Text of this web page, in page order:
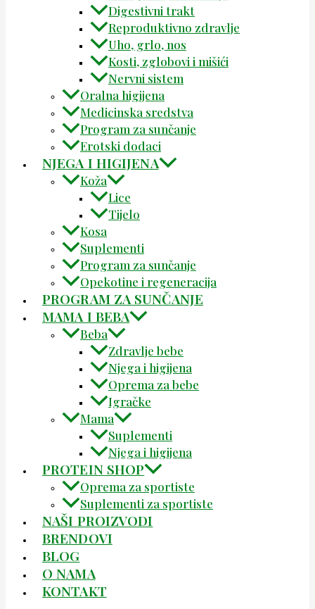
Digestivni trakt
Reproduktivno zdravlje
Uho, grlo, nos
Kosti, zglobovi i mišići
Nervni sistem
Oralna higijena
Medicinska sredstva
Program za sunčanje
Erotski dodaci
NJEGA I HIGIJENA
Koža
Lice
Tijelo
Kosa
Suplementi
Program za sunčanje
Opekotine i regeneracija
PROGRAM ZA SUNČANJE
MAMA I BEBA
Beba
Zdravlje bebe
Njega i higijena
Oprema za bebe
Igračke
Mama
Suplementi
Njega i higijena
PROTEIN SHOP
Oprema za sportiste
Suplementi za sportiste
NAŠI PROIZVODI
BRENDOVI
BLOG
O NAMA
KONTAKT